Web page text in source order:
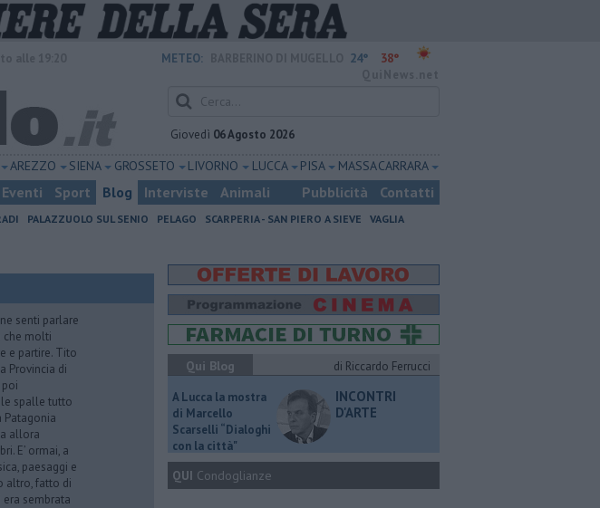
METEO: 24° 38°
Giovedì 06 Agosto 2026
AREZZO SIENA GROSSETO LIVORNO LUCCA PISA MASSA CARRARA
Eventi Sport Blog Interviste Animali Pubblicità Contatti
PALAZZUOLO SUL SENIO PELAGO SCARPERIA - SAN PIERO A SIEVE
VAGLIA
senti parlare
che molti
e partire. Tito
Provincia di
le spalle tutto
Patagonia
allora
E’ ormai, a
paesaggi e
altro, fatto di
sembrata
Qui Blog
di Riccardo Ferrucci
A Lucca la mostra
di Marcello
Scarselli “Dialoghi
con la città"
INCONTRI
D'ARTE
QUI Condoglianze